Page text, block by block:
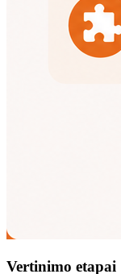
Vertinimo etapai